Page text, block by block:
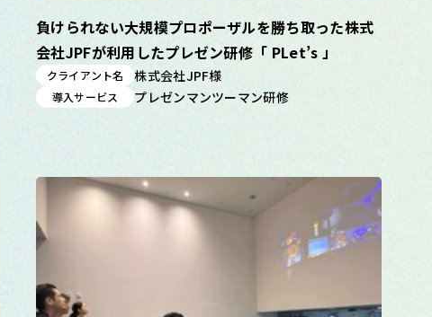
負けられない大規模プロポーザルを勝ち取った株式
会社JPFが利用したプレゼン研修「 PLet’s 」
クライアント名 株式会社JPF様
導入サービス プレゼンマンツーマン研修